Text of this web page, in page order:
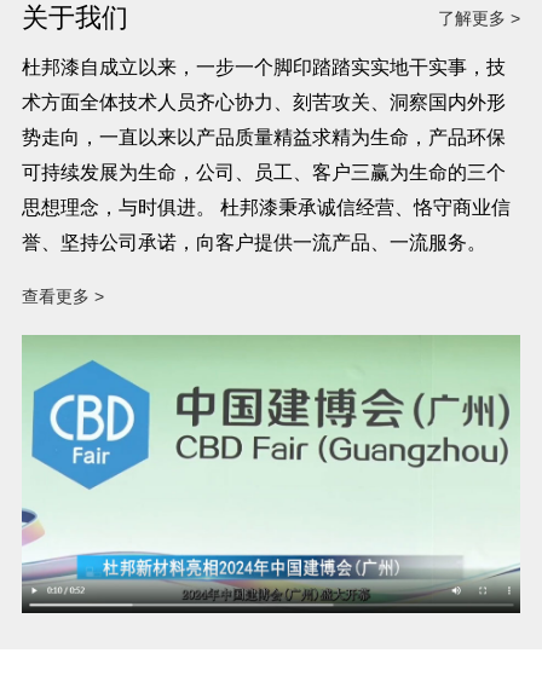
关于我们 了解更多 >
杜邦漆自成立以来，一步一个脚印踏踏实实地干实事，技
术方面全体技术人员齐心协力、刻苦攻关、洞察国内外形
势走向，一直以来以产品质量精益求精为生命，产品环保
可持续发展为生命，公司、员工、客户三赢为生命的三个
思想理念，与时俱进。 杜邦漆秉承诚信经营、恪守商业信
誉、坚持公司承诺，向客户提供一流产品、一流服务。
查看更多 >